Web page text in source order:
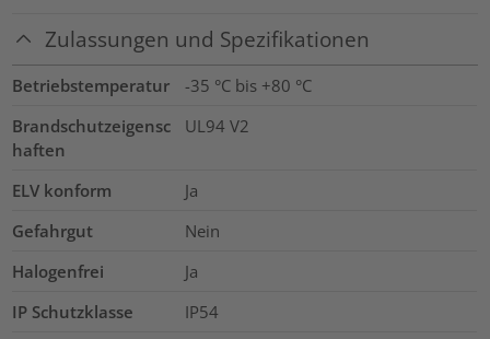
Zulassungen und Spezifikationen
Betriebstemperatur
-35 °C bis +80 °C
Brandschutzeigensc
haften
UL94 V2
ELV konform
Ja
Gefahrgut
Nein
Halogenfrei
Ja
IP Schutzklasse
IP54